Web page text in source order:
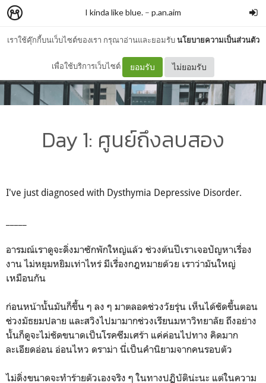
เราใช้คุ๊กกี้บนเว็บไซต์ของเรา กรุณาอ่านและยอมรับนโยบายความเป็นส่วนตัว
เพื่อใช้บริการเว็บไซต์ ยอมรับ ไม่ยอมรับ
I kinda like blue. – p.an.aim
Day 1: ศูนย์ถึงลบสอง
I've just diagnosed with Dysthymia Depressive Disorder.
อารมณ์เราดูจะดิ่งมาซักพักใหญ่แล้ว ช่วงต้นปีเราเจอปัญหาเรื่อง
งาน ไม่หยุมหยิมเท่าไหร่ มีเรื่องกฎหมายด้วย เราว่ามันใหญ่
เหมือนกัน
ก่อนหน้านั้นมันก็ขึ้น ๆ ลง ๆ มาตลอดช่วงวัยรุ่น เห็นได้ชัดขึ้นตอน
ช่วงมัธยมปลาย และสวิงไปมามากช่วงเรียนมหาวิทยาลัย ถึงอย่าง
นั้นก็ดูจะไม่ชัดขนาดเป็นโรคซึมเศร้า แค่ค่อนไปทาง คิดมาก
ละเอียดอ่อน อ่อนไหว ดราม่า นี่เป็นคำนิยามจากคนรอบตัว
ไม่ดิ่งขนาดจะทำร้ายตัวเองจริง ๆ ในทางปฏิบัติน่ะนะ แต่ในความ